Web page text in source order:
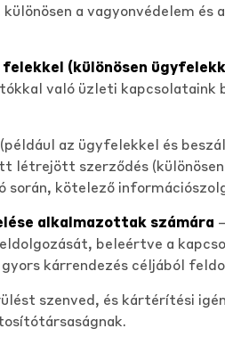
a vagyonvédelem
(különösen
való üzleti
az ügyfelekkel és
létrejött szerződés
során, kötelező
alkalmazottak számára
beleértve a
kárrendezés céljából
szenved, és kártérítési